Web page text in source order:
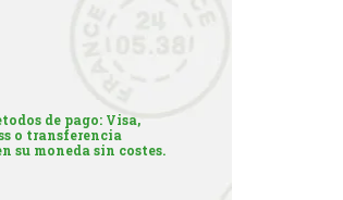
de pago: Visa,
o transferencia
su moneda sin costes.